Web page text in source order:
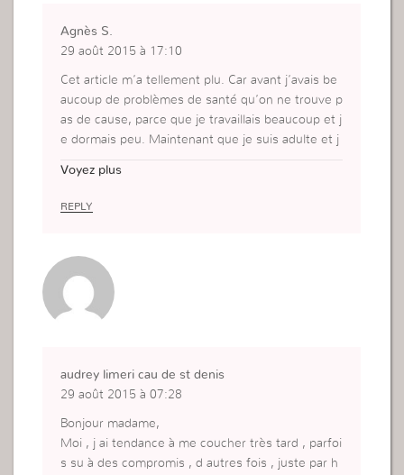
Agnès S.
29 août 2015 à 17:10
Cet article m’a tellement plu. Car avant j’avais be
aucoup de problèmes de santé qu’on ne trouve p
as de cause, parce que je travaillais beaucoup et j
e dormais peu. Maintenant que je suis adulte et j
es de santé commencent à diminuer et à partir. J
Voyez plus
REPLY
audrey limeri cau de st denis
29 août 2015 à 07:28
Bonjour madame,
Moi , j ai tendance à me coucher très tard , parfoi
s su à des compromis , d autres fois , juste par h